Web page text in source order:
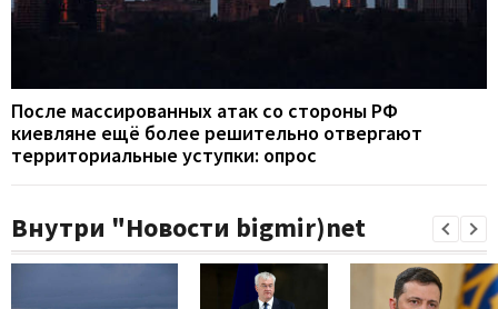
После массированных атак со стороны РФ
киевляне ещё более решительно отвергают
территориальные уступки: опрос
Внутри "Новости bigmir)net